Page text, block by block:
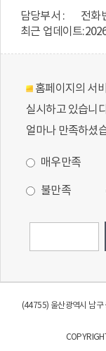
담당부서 :
전화
최근 업데이트:
홈페이지의 서
실시하고 있습니
얼마나 만족하셨
매우만족
불만족
(44755) 울산광역시 남